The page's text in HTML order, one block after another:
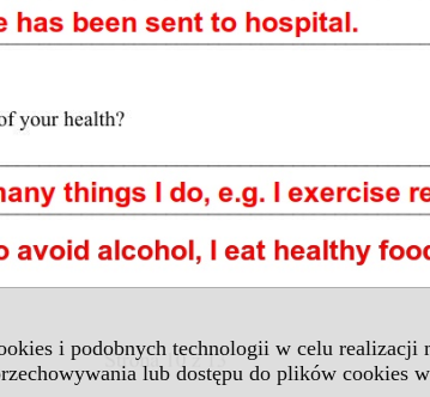
i podobnych technologii w celu realizacji
lub dostępu do plików cookies